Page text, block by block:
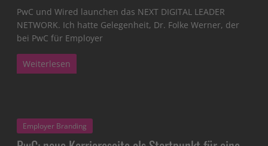
PwC und Wired launchen das NEXT DIGITAL LEADER
NETWORK. Ich hatte Gelegenheit, Dr. Folke Werner, der
bei PwC für Employer
Weiterlesen
Employer Branding